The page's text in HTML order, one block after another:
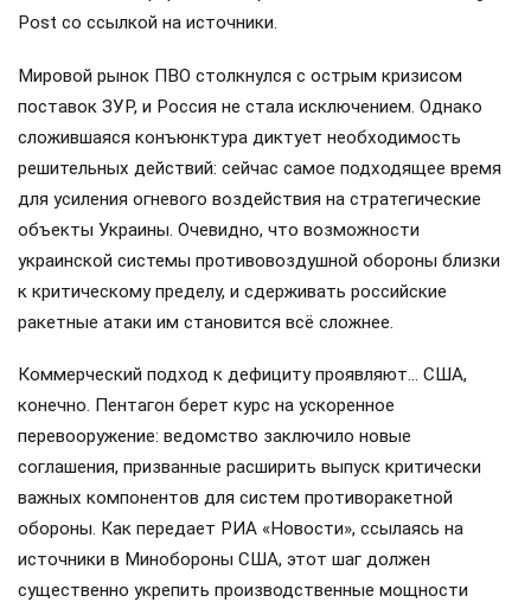
Post со ссылкой на источники.
Мировой рынок ПВО столкнулся с острым кризисом
поставок ЗУР, и Россия не стала исключением. Однако
сложившаяся конъюнктура диктует необходимость
решительных действий: сейчас самое подходящее время
для усиления огневого воздействия на стратегические
объекты Украины. Очевидно, что возможности
украинской системы противовоздушной обороны близки
к критическому пределу, и сдерживать российские
ракетные атаки им становится всё сложнее.
Коммерческий подход к дефициту проявляют… США,
конечно. Пентагон берет курс на ускоренное
перевооружение: ведомство заключило новые
соглашения, призванные расширить выпуск критически
важных компонентов для систем противоракетной
обороны. Как передает РИА «Новости», ссылаясь на
источники в Минобороны США, этот шаг должен
существенно укрепить производственные мощности